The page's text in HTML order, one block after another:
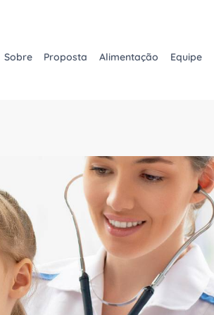
Sobre Proposta Alimentação Equipe